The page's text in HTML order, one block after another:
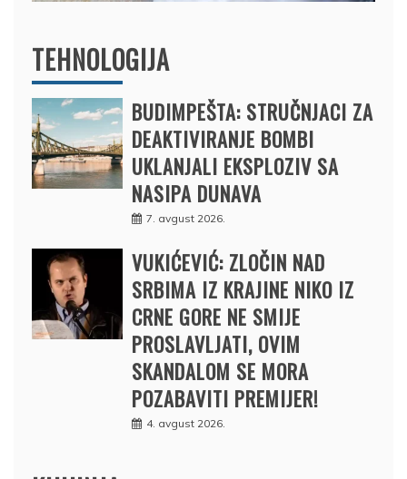
TEHNOLOGIJA
BUDIMPEŠTA: STRUČNJACI ZA
DEAKTIVIRANJE BOMBI
UKLANJALI EKSPLOZIV SA
NASIPA DUNAVA
7. avgust 2026.
VUKIĆEVIĆ: ZLOČIN NAD
SRBIMA IZ KRAJINE NIKO IZ
CRNE GORE NE SMIJE
PROSLAVLJATI, OVIM
SKANDALOM SE MORA
POZABAVITI PREMIJER!
4. avgust 2026.